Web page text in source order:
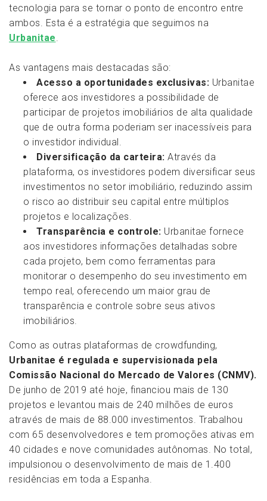
tecnologia para se tornar o ponto de encontro entre
ambos. Esta é a estratégia que seguimos na
Urbanitae.
As vantagens mais destacadas são:
Acesso a oportunidades exclusivas: Urbanitae
oferece aos investidores a possibilidade de
participar de projetos imobiliários de alta qualidade
que de outra forma poderiam ser inacessíveis para
o investidor individual.
Diversificação da carteira: Através da
plataforma, os investidores podem diversificar seus
investimentos no setor imobiliário, reduzindo assim
o risco ao distribuir seu capital entre múltiplos
projetos e localizações.
Transparência e controle: Urbanitae fornece
aos investidores informações detalhadas sobre
cada projeto, bem como ferramentas para
monitorar o desempenho do seu investimento em
tempo real, oferecendo um maior grau de
transparência e controle sobre seus ativos
imobiliários.
Como as outras plataformas de crowdfunding,
Urbanitae é regulada e supervisionada pela
Comissão Nacional do Mercado de Valores (CNMV).
De junho de 2019 até hoje, financiou mais de 130
projetos e levantou mais de 240 milhões de euros
através de mais de 88.000 investimentos. Trabalhou
com 65 desenvolvedores e tem promoções ativas em
40 cidades e nove comunidades autônomas. No total,
impulsionou o desenvolvimento de mais de 1.400
residências em toda a Espanha.